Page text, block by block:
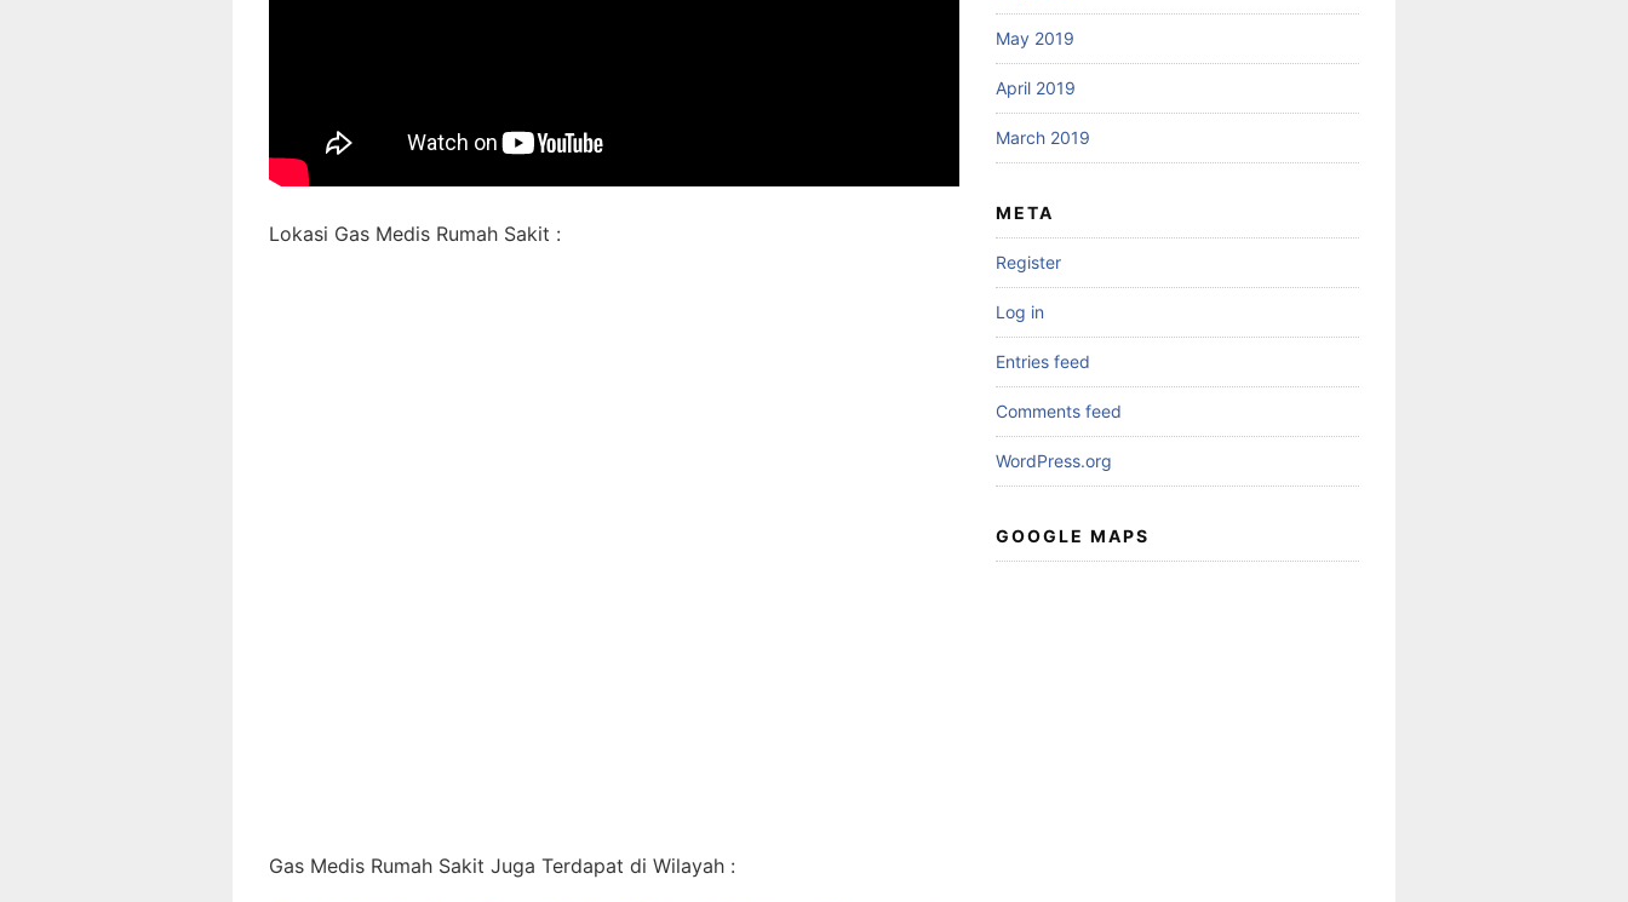
Lokasi Gas Medis Rumah Sakit :
Gas Medis Rumah Sakit Juga Terdapat di Wilayah :
May 2019
April 2019
March 2019
META
Register
Log in
Entries feed
Comments feed
WordPress.org
GOOGLE MAPS